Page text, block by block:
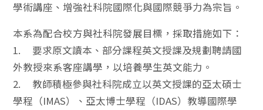
學術講座、增強社科院國際化與國際競爭力為宗旨。
本系為配合校方與社科院發展目標，採取措施如下：
1. 要求原文讀本、部分課程英文授課及規劃聘請國
外教授來系客座講學，以培養學生英文能力。
2. 教師積極參與社科院成立以英文授課的亞太碩士
學程（IMAS）、亞太博士學程（IDAS）教導國際學